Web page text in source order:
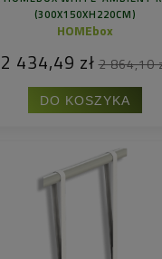
(300X150XH220CM)
HOMEbox
2 434,49 zł 2 864,10
DO KOSZYKA